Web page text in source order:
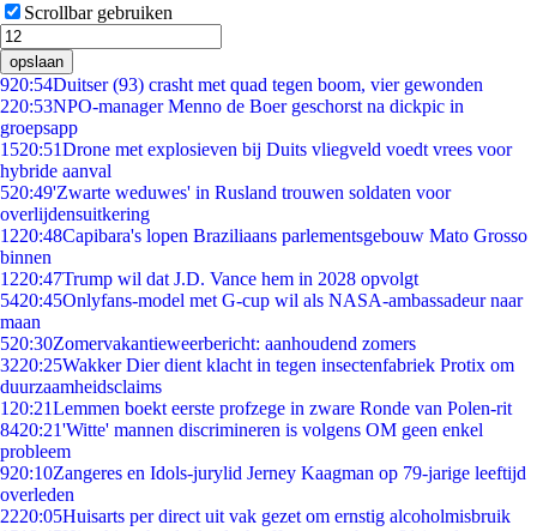
Scrollbar gebruiken
opslaan
920:54Duitser (93) crasht met quad tegen boom, vier gewonden
220:53NPO-manager Menno de Boer geschorst na dickpic in
groepsapp
1520:51Drone met explosieven bij Duits vliegveld voedt vrees voor
hybride aanval
520:49'Zwarte weduwes' in Rusland trouwen soldaten voor
overlijdensuitkering
1220:48Capibara's lopen Braziliaans parlementsgebouw Mato Grosso
binnen
1220:47Trump wil dat J.D. Vance hem in 2028 opvolgt
5420:45Onlyfans-model met G-cup wil als NASA-ambassadeur naar
maan
520:30Zomervakantieweerbericht: aanhoudend zomers
3220:25Wakker Dier dient klacht in tegen insectenfabriek Protix om
duurzaamheidsclaims
1 20:21Lemmen boekt eerste profzege in zware Ronde van Polen-rit
8420:21'Witte' mannen discrimineren is volgens OM geen enkel
probleem
920:10Zangeres en Idols-jurylid Jerney Kaagman op 79-jarige leeftijd
overleden
2220:05Huisarts per direct uit vak gezet om ernstig alcoholmisbruik